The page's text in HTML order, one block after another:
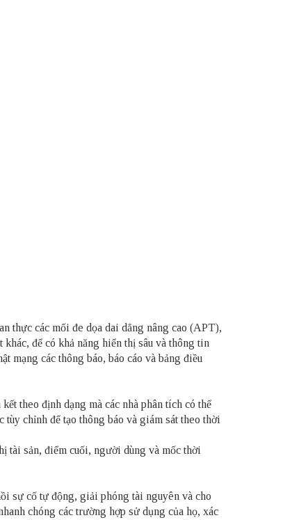
thực các mối đe dọa dai dẳng nâng cao (APT),
để có khả năng hiển thị sâu và thông tin
mạng các thông báo, báo cáo và bảng điều
theo định dạng mà các nhà phân tích có thể
chỉnh để tạo thông báo và giám sát theo thời
tài sản, điểm cuối, người dùng và mốc thời
sự cố tự động, giải phóng tài nguyên và cho
chóng các trường hợp sử dụng của họ, xác